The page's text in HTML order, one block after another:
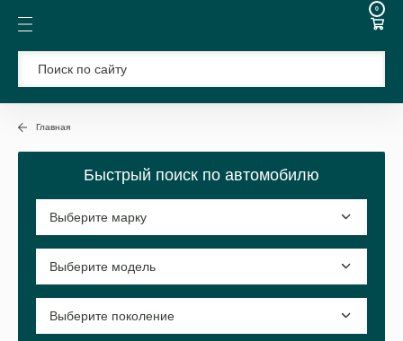
0
Главная
Быстрый поиск по автомобилю